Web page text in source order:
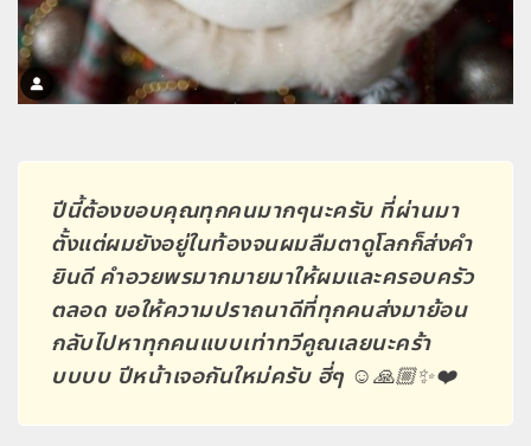
ปีนี้ต้องขอบคุณทุกคนมากๆนะครับ ที่ผ่านมา
ตั้งแต่ผมยังอยู่ในท้องจนผมลืมตาดูโลกก็ส่งคำ
ยินดี คำอวยพรมากมายมาให้ผมและครอบครัว
ตลอด ขอให้ความปราถนาดีที่ทุกคนส่งมาย้อน
กลับไปหาทุกคนแบบเท่าทวีคูณเลยนะคร้า
บบบบ ปีหน้าเจอกันใหม่ครับ ฮี่ๆ ☺️🙏🏼✨❤️